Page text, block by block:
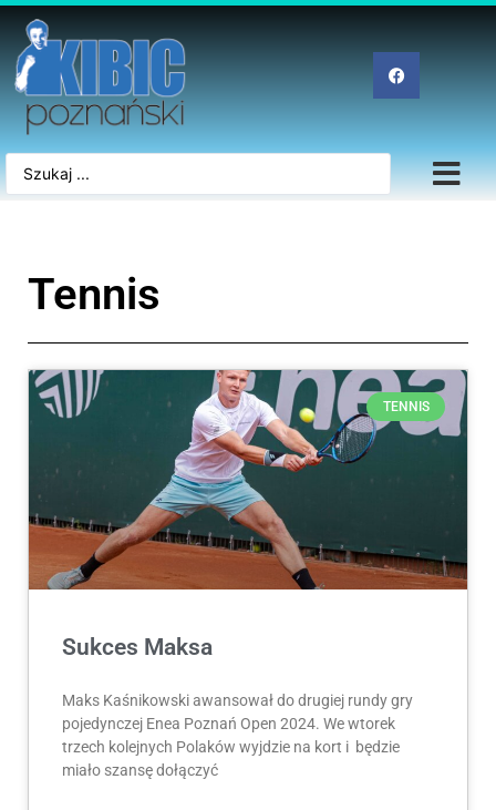
Tennis
TENNIS
Sukces Maksa
Maks Kaśnikowski awansował do drugiej rundy gry
pojedynczej Enea Poznań Open 2024. We wtorek
trzech kolejnych Polaków wyjdzie na kort i będzie
miało szansę dołączyć